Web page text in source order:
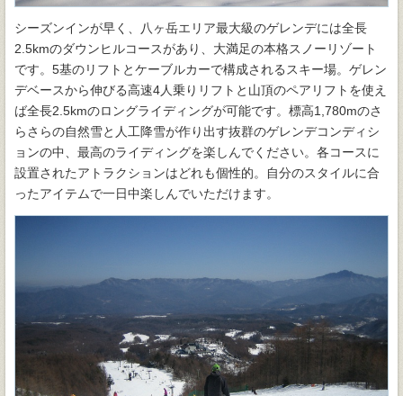
シーズンインが早く、八ヶ岳エリア最大級のゲレンデには全長
2.5kmのダウンヒルコースがあり、大満足の本格スノーリゾート
です。5基のリフトとケーブルカーで構成されるスキー場。ゲレン
デベースから伸びる高速4人乗りリフトと山頂のペアリフトを使え
ば全長2.5kmのロングライディングが可能です。標高1,780mのさ
らさらの自然雪と人工降雪が作り出す抜群のゲレンデコンディシ
ョンの中、最高のライディングを楽しんでください。各コースに
設置されたアトラクションはどれも個性的。自分のスタイルに合
ったアイテムで一日中楽しんでいただけます。